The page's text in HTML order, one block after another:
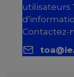
utilisateurs
Contactez-